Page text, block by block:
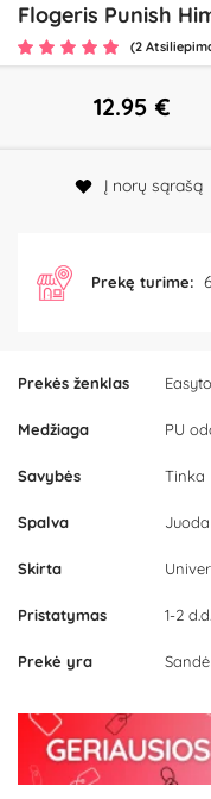
Flogeris Punish
(2
Prekės ženklas
Medžiaga PU
Savybės Tinka
Spalva Juoda
Skirta
Pristatymas 1-2 d.d.
Prekė yra
12.95 €
Į norų sąrašą
Prekę turime: